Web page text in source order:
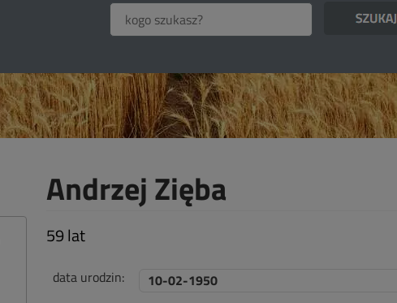
Andrzej Zięba
59 lat
data urodzin:
10-02-1950